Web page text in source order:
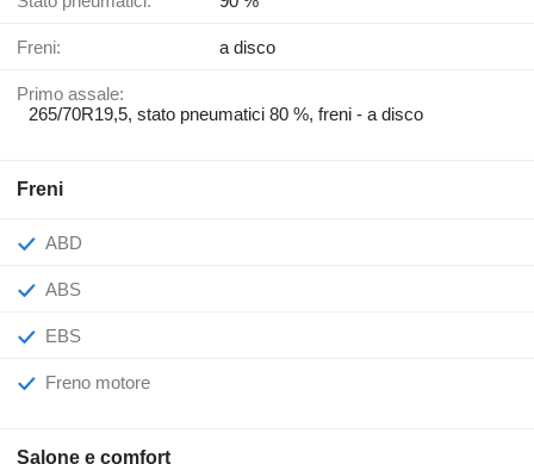
Freni: a disco
Primo assale:
265/70R19,5, stato pneumatici 80 %, freni - a disco
Freni
ABD
ABS
EBS
Freno motore
Salone e comfort